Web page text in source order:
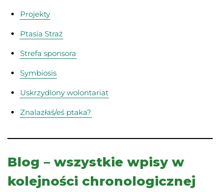
Projekty
Ptasia Straż
Strefa sponsora
Symbiosis
Uskrzydlony wolontariat
Znalazłaś/eś ptaka?
Blog – wszystkie wpisy w
kolejności chronologicznej